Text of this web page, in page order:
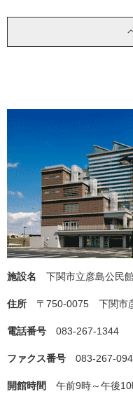
施設名 下関市立彦島公民
住所 〒750-0075 下関市
電話番号 083-267-1344
ファクス番号 083-267-
開館時間 午前9時～午後10